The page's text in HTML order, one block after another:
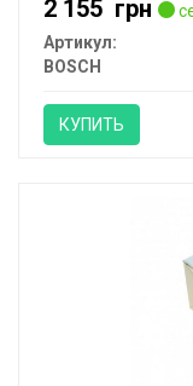
2 155 грн
Артикул:
BOSCH
КУПИТЬ